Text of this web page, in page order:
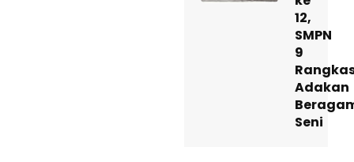
12,
SMPN
9
Adakan
Seni